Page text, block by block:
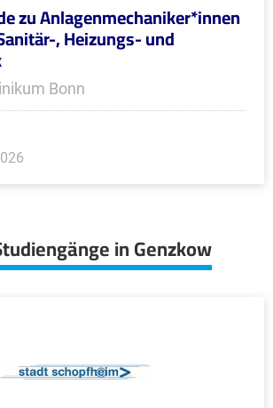
zu Anlagenmechaniker*innen
, Heizungs- und
Bonn
in Genzkow